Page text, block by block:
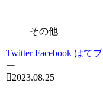
その他
Twitter Facebook はてブ
ー
2023.08.25